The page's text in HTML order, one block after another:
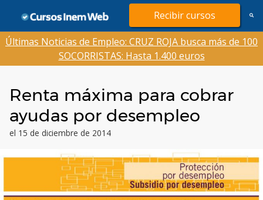
contenido
Recibir cursos
Últimas Noticias de Empleo: CRUZ ROJA busca más de 100
SOCORRISTAS: Hasta 1.400 euros
Renta máxima para cobrar
ayudas por desempleo
el 15 de diciembre de 2014